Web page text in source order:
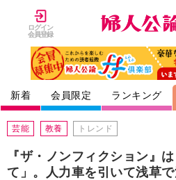
ログイン
会員登録
新着 会員限定 ランキング
芸能 教養 トレンド
『ザ・ノンフィクション』
て」。人力車を引いて浅草